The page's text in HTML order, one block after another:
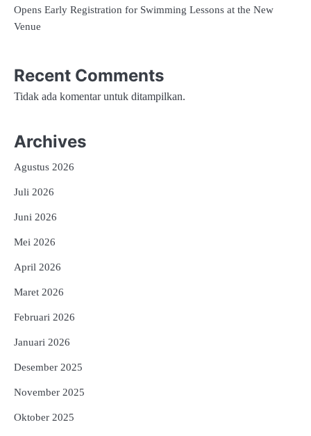
Opens Early Registration for Swimming Lessons at the New
Venue
Recent Comments
Tidak ada komentar untuk ditampilkan.
Archives
Agustus 2026
Juli 2026
Juni 2026
Mei 2026
April 2026
Maret 2026
Februari 2026
Januari 2026
Desember 2025
November 2025
Oktober 2025